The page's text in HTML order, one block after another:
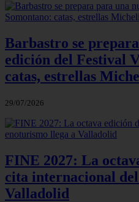
Barbastro se
edición del Festival
catas, estrellas
29/07/2026
FINE 2027: La
cita internacional
Valladolid